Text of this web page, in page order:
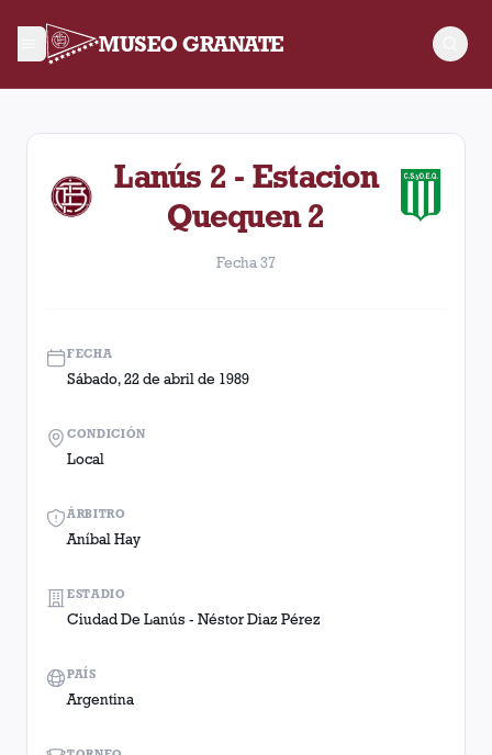
MUSEO GRANATE
Fecha 37. Partido entre Lanús y Estacion Quequen
Lanús 2 - Estacion
Quequen 2
Fecha 37
FECHA
Sábado, 22 de abril de 1989
ÁRBITRO
Aníbal Hay
CONDICIÓN
Local
ESTADIO
Ciudad De Lanús - Néstor Diaz Pérez
PAÍS
Argentina